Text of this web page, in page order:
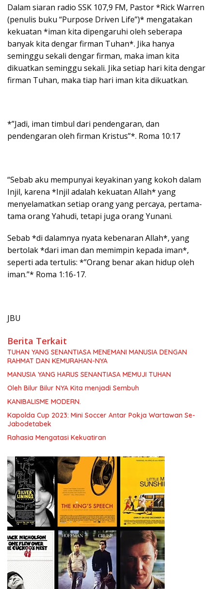
Dalam siaran radio SSK 107,9 FM, Pastor *Rick Warren
(penulis buku “Purpose Driven Life”)* mengatakan
kekuatan *iman kita dipengaruhi oleh seberapa
banyak kita dengar firman Tuhan*. Jika hanya
seminggu sekali dengar firman, maka iman kita
dikuatkan seminggu sekali. Jika setiap hari kita dengar
firman Tuhan, maka tiap hari iman kita dikuatkan.
*”Jadi, iman timbul dari pendengaran, dan
pendengaran oleh firman Kristus”*. Roma 10:17
“Sebab aku mempunyai keyakinan yang kokoh dalam
Injil, karena *Injil adalah kekuatan Allah* yang
menyelamatkan setiap orang yang percaya, pertama-
tama orang Yahudi, tetapi juga orang Yunani.
Sebab *di dalamnya nyata kebenaran Allah*, yang
bertolak *dari iman dan memimpin kepada iman*,
seperti ada tertulis: *”Orang benar akan hidup oleh
iman.”* Roma 1:16-17.
JBU
Berita Terkait
TUHAN YANG SENANTIASA MENEMANI MANUSIA DENGAN
RAHMAT DAN KEMURAHAN-NYA
MANUSIA YANG HARUS SENANTIASA MEMUJI TUHAN
Oleh Bilur Bilur NYA Kita menjadi Sembuh
KANIBALISME MODERN.
Kapolda Cup 2023: Mini Soccer Antar Pokja Wartawan Se-
Jabodetabek
Rahasia Mengatasi Kekuatiran